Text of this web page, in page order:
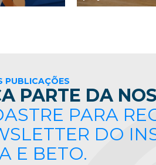
nacionalmente
PUBLICAÇÕES
PARTE DA
PARA
DO
E BETO.